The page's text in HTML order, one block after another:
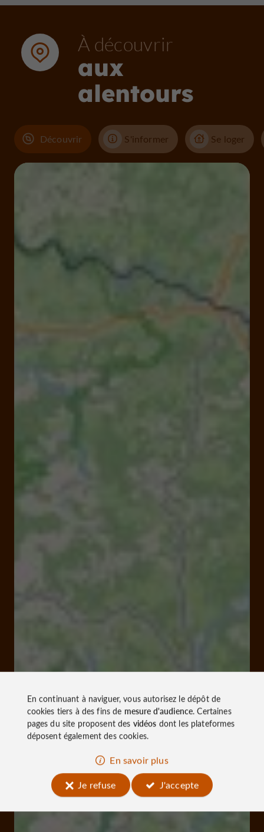
À découvrir
aux
alentours
Découvrir S'informer Se loger
En continuant à naviguer, vous autorisez le dépôt de
cookies tiers à des fins de mesure d'audience. Certaines
pages du site proposent des vidéos dont les plateformes
déposent également des cookies.
En savoir plus
Je refuse
J'accepte